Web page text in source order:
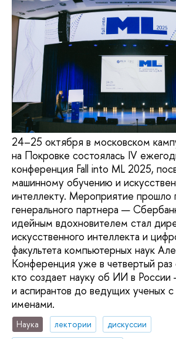
24–25 октября в московском
на Покровке состоялась IV
конференция Fall into ML 2025,
машинному обучению и
интеллекту. Мероприятие
генерального партнера —
идейным вдохновителем стал
искусственного интеллекта и
факультета компьютерных наук
Конференция уже в четвертый раз
кто создает науку об ИИ в
и аспирантов до ведущих ученых
именами.
Наука лектории
дискуссии